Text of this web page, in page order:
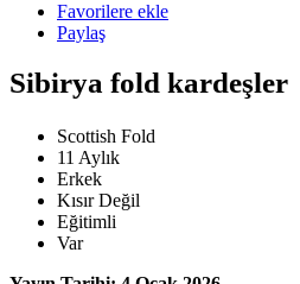
Favorilere ekle
Paylaş
Sibirya fold kardeşler
Scottish Fold
11 Aylık
Erkek
Kısır Değil
Eğitimli
Var